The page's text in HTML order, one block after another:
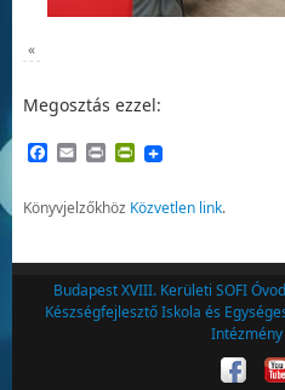
«
Megosztás ezzel:
Facebook
EmailPrintPrintFriendly
Könyvjelzőkhöz Közvetlen link.
Budapest XVIII. Kerületi SOFI
Készségfejlesztő Iskola és
Intézmény